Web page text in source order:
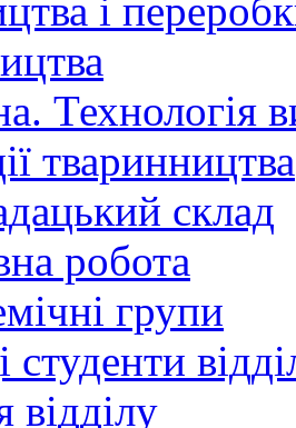
Технологія
тваринництва
склад
робота
групи